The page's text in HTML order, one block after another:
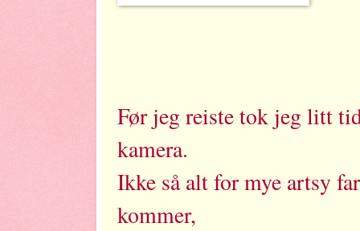
Før jeg reiste tok jeg litt
kamera.
Ikke så alt for mye artsy
kommer,